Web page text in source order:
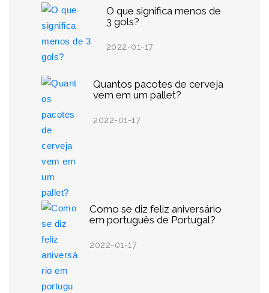
O que significa menos de
3 gols?
2022-01-17
Quantos pacotes de cerveja
vem em um pallet?
2022-01-17
Como se diz feliz aniversário
em português de Portugal?
2022-01-17